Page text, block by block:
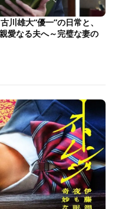
川雄大“優一”の日常と、
愛なる夫へ～完璧な妻の